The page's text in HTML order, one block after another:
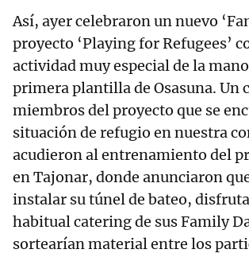
Así, ayer celebraron un nuevo
proyecto ‘Playing for Refugees’
actividad muy especial de la
primera plantilla de Osasuna. Un
miembros del proyecto que se
situación de refugio en nuestra
acudieron al entrenamiento del
en Tajonar, donde anunciaron
instalar su túnel de bateo,
habitual catering de sus Family
sortearían material entre los